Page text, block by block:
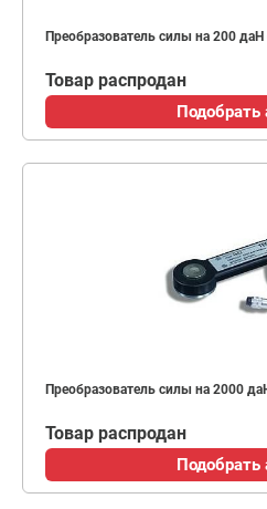
Преобразователь силы на 200
Товар распродан
Подобрать
Преобразователь силы на 2000
Товар распродан
Подобрать